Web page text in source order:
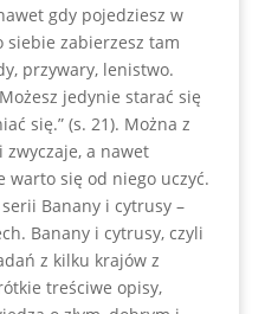
gdy pojedziesz w
siebie zabierzesz tam
przywary, lenistwo.
jedynie starać się
się.” (s. 21). Można z
a nawet
warto się od niego uczyć.
Banany i cytrusy –
Banany i cytrusy, czyli
z kilku krajów z
treściwe opisy,